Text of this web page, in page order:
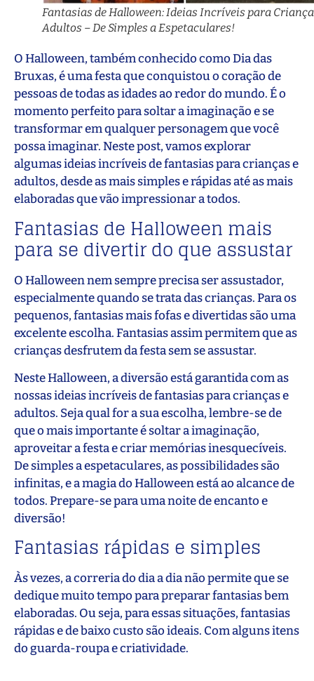
Fantasias de Halloween: Ideias Incríveis para
Adultos – De Simples a Espetaculares!
O Halloween, também conhecido como Dia das
Bruxas, é uma festa que conquistou o coração de
pessoas de todas as idades ao redor do mundo. É o
momento perfeito para soltar a imaginação e se
transformar em qualquer personagem que você
possa imaginar. Neste post, vamos explorar
algumas ideias incríveis de fantasias para crianças e
adultos, desde as mais simples e rápidas até as mais
elaboradas que vão impressionar a todos.
Fantasias de Halloween mais
para se divertir do que assustar
O Halloween nem sempre precisa ser assustador,
especialmente quando se trata das crianças. Para os
pequenos, fantasias mais fofas e divertidas são uma
excelente escolha. Fantasias assim permitem que as
crianças desfrutem da festa sem se assustar.
Neste Halloween, a diversão está garantida com as
nossas ideias incríveis de fantasias para crianças e
adultos. Seja qual for a sua escolha, lembre-se de
que o mais importante é soltar a imaginação,
aproveitar a festa e criar memórias inesquecíveis.
De simples a espetaculares, as possibilidades são
infinitas, e a magia do Halloween está ao alcance de
todos. Prepare-se para uma noite de encanto e
diversão!
Fantasias rápidas e simples
Às vezes, a correria do dia a dia não permite que se
dedique muito tempo para preparar fantasias bem
elaboradas. Ou seja, para essas situações, fantasias
rápidas e de baixo custo são ideais. Com alguns itens
do guarda-roupa e criatividade.